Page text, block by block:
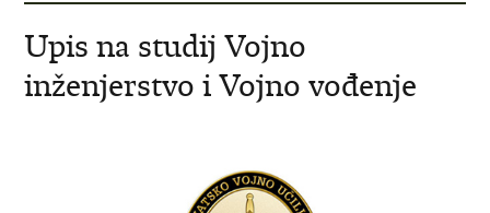
Upis na studij Vojno
inženjerstvo i Vojno vođenje